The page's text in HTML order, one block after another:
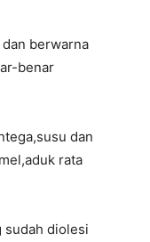
berwarna
benar
dan
rata
sudah diolesi